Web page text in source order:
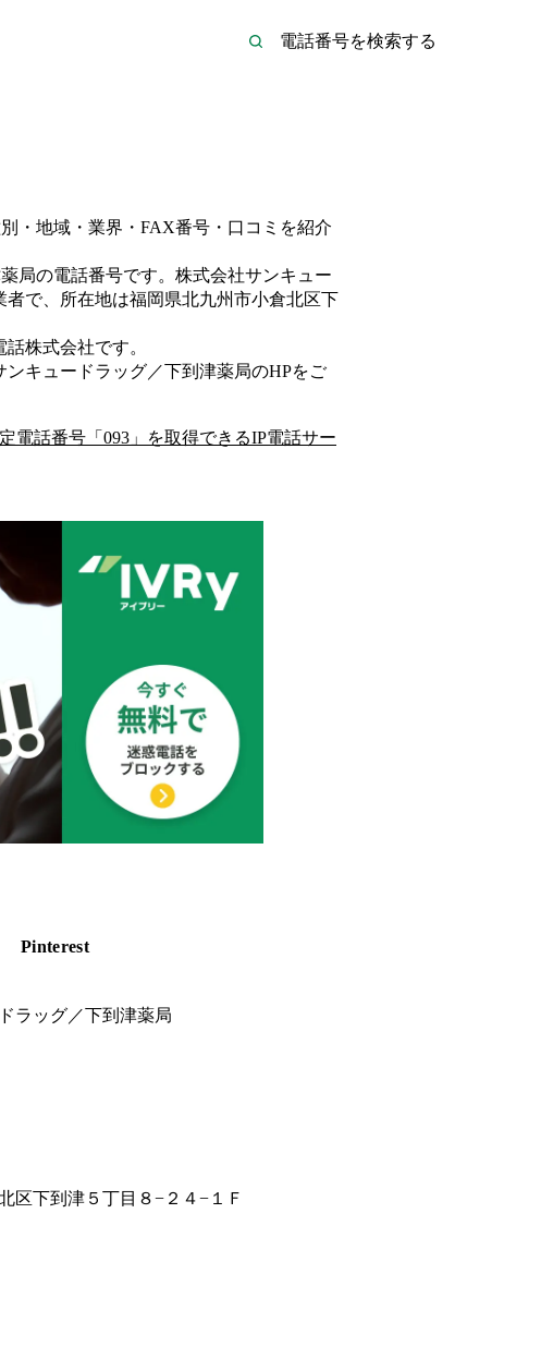
・地域・業界・FAX番号・口コミを紹介
局の電話番号です。 株式会社サンキュー
者で、所在地は福岡県北九州市小倉北区下
話株式会社です。
ンキュードラッグ／下到津薬局のHPをご
電話番号「 093 」を取得できるIP電話サー
Pinterest
ラッグ／下到津薬局
区下到津５丁目８−２４−１Ｆ